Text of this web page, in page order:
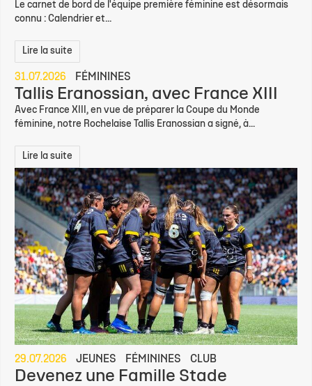
Le carnet de bord de l'équipe première féminine est désormais
connu : Calendrier et...
Lire la suite
31.07.2026 FÉMININES
Tallis Eranossian, avec France XIII
Avec France XIII, en vue de préparer la Coupe du Monde
féminine, notre Rochelaise Tallis Eranossian a signé, à...
Lire la suite
29.07.2026 JEUNES FÉMININES CLUB
Devenez une Famille Stade